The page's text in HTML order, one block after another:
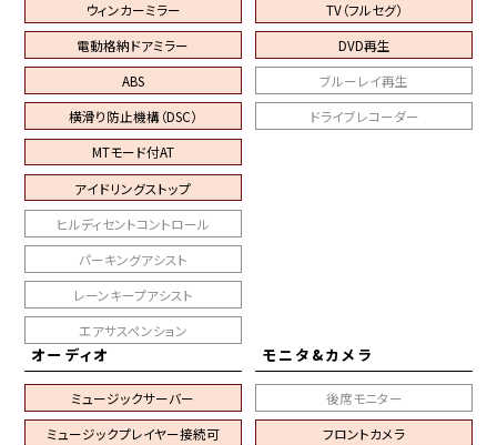
ウィンカーミラー
電動格納ドアミラー
ABS
横滑り防止機構（DSC）
MTモード付AT
アイドリングストップ
ヒルディセントコントロール
パーキングアシスト
レーンキープアシスト
エアサスペンション
TV（フルセグ）
DVD再生
ブルーレイ再生
ドライブレコーダー
オーディオ
ミュージックサーバー
ミュージックプレイヤー接続可
モニタ&カメラ
後席モニター
フロントカメラ